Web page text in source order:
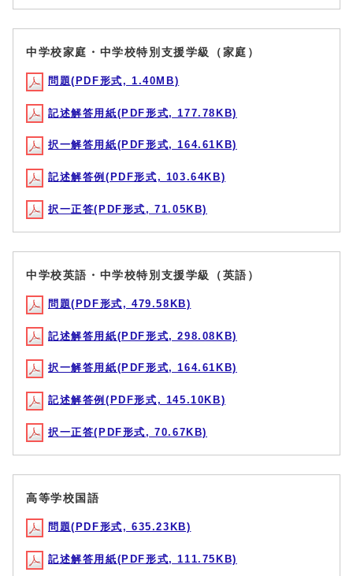
中学校家庭・中学校特別支援学級（家庭）
問題(PDF形式, 1.40MB)
記述解答用紙(PDF形式, 177.78KB)
択一解答用紙(PDF形式, 164.61KB)
記述解答例(PDF形式, 103.64KB)
択一正答(PDF形式, 71.05KB)
中学校英語・中学校特別支援学級（英語）
問題(PDF形式, 479.58KB)
記述解答用紙(PDF形式, 298.08KB)
択一解答用紙(PDF形式, 164.61KB)
記述解答例(PDF形式, 145.10KB)
択一正答(PDF形式, 70.67KB)
高等学校国語
問題(PDF形式, 635.23KB)
記述解答用紙(PDF形式, 111.75KB)